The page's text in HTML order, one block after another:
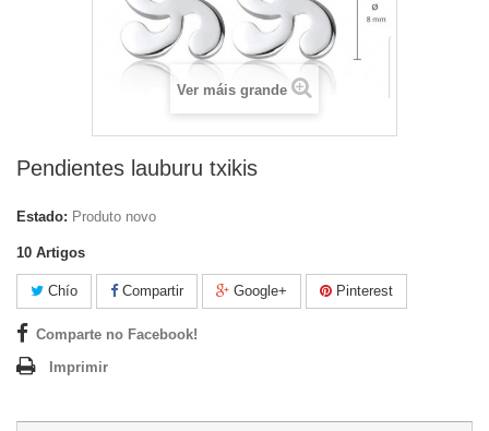
Ver máis grande
Pendientes lauburu txikis
Estado: Produto novo
10 Artigos
Chío Compartir Google+ Pinterest
Comparte no Facebook!
Imprimir